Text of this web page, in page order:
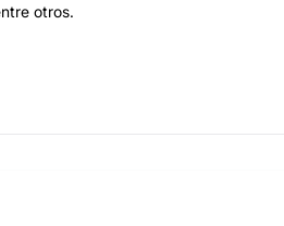
otros.
a consulta en el centro, quienes se
ejercen su oficio con responsabilidad y